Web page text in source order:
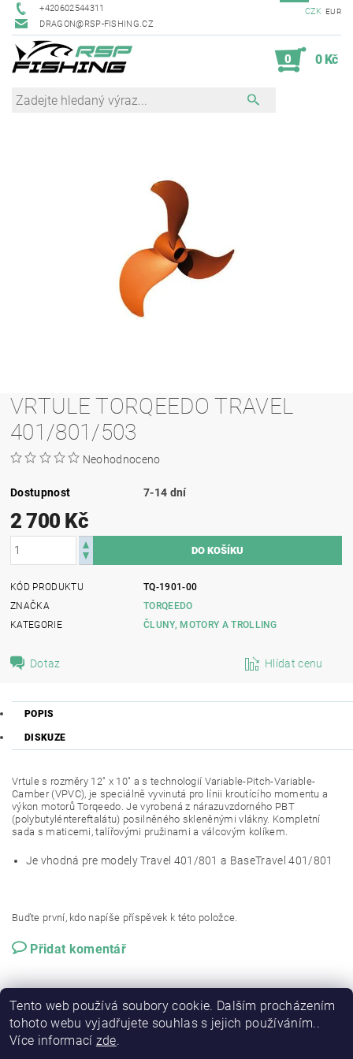
+420602544311
DRAGON@RSP-FISHING.CZ
CZK EUR
0 0 Kč
VRTULE TORQEEDO TRAVEL
401/801/503
Neohodnoceno
Dostupnost 7-14 dní
2 700 Kč
KÓD PRODUKTU
TQ-1901-00
ZNAČKA
TORQEEDO
KATEGORIE
ČLUNY, MOTORY A TROLLING
Dotaz Hlídat cenu
POPIS
DISKUZE
Vrtule s rozměry 12" x 10" a s technologií Variable-Pitch-Variable-
Camber (VPVC), je speciálně vyvinutá pro línii kroutícího momentu a
výkon motorů Torqeedo. Je vyrobená z nárazuvzdorného PBT
(polybutyléntereftalátu) posilněného skleněnými vlákny. Kompletní
sada s maticemi, talířovými pružinami a válcovým kolíkem.
Je vhodná pre modely Travel 401/801 a BaseTravel 401/801
Buďte první, kdo napíše příspěvek k této položce.
Přidat komentář
Tento web používá soubory cookie. Dalším procházením
tohoto webu vyjadřujete souhlas s jejich používáním..
Více informací zde.